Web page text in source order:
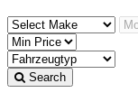
Search